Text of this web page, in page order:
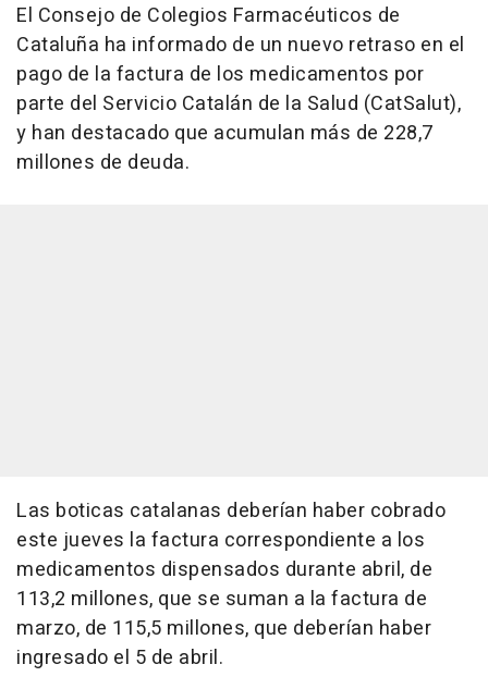
El Consejo de Colegios Farmacéuticos de
Cataluña ha informado de un nuevo retraso en el
pago de la factura de los medicamentos por
parte del Servicio Catalán de la Salud (CatSalut),
y han destacado que acumulan más de 228,7
millones de deuda.
Las boticas catalanas deberían haber cobrado
este jueves la factura correspondiente a los
medicamentos dispensados durante abril, de
113,2 millones, que se suman a la factura de
marzo, de 115,5 millones, que deberían haber
ingresado el 5 de abril.